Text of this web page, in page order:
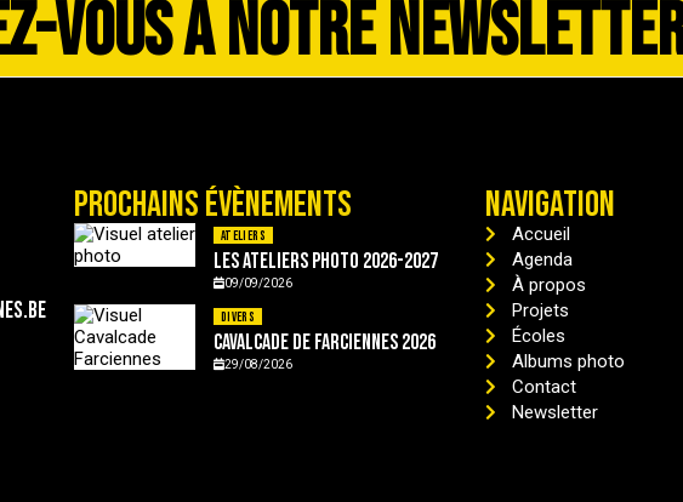
VOUS À NOTRE
PROCHAINS ÉVÈNEMENTS
Ateliers
Les ateliers photo 2026-2027
09/09/2026
Divers
Cavalcade de Farciennes 2026
29/08/2026
NAVIGATION
Accueil
Agenda
À propos
Projets
Écoles
Albums photo
Contact
Newsletter